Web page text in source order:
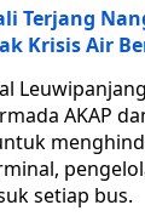
Terjang
Krisis Air
AKAP
setiap bus.